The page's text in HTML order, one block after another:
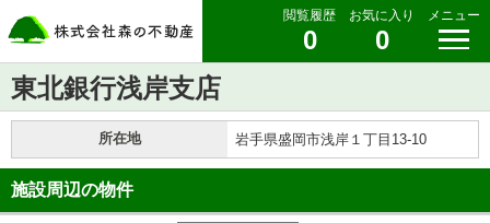
閲覧履歴
0
お気に入り
0
メニュー
東北銀行浅岸支店
所在地 岩手県盛岡市浅岸１丁目13-10
施設周辺の物件